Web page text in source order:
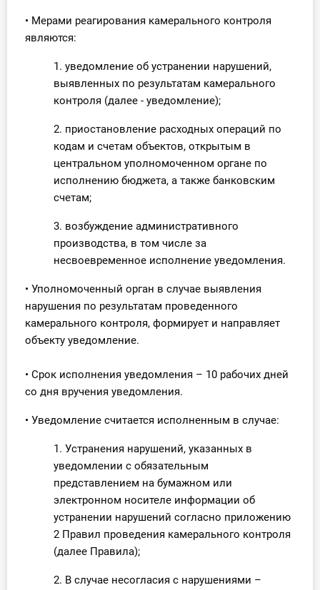
• Мерами реагирования камерального контроля
являются:
1. уведомление об устранении нарушений,
выявленных по результатам камерального
контроля (далее - уведомление);
2. приостановление расходных операций по
кодам и счетам объектов, открытым в
центральном уполномоченном органе по
исполнению бюджета, а также банковским
счетам;
3. возбуждение административного
производства, в том числе за
несвоевременное исполнение уведомления.
• Уполномоченный орган в случае выявления
нарушения по результатам проведенного
камерального контроля, формирует и направляет
объекту уведомление.
• Срок исполнения уведомления – 10 рабочих дней
со дня вручения уведомления.
• Уведомление считается исполненным в случае:
1. Устранения нарушений, указанных в
уведомлении с обязательным
представлением на бумажном или
электронном носителе информации об
устранении нарушений согласно приложению
2 Правил проведения камерального контроля
(далее Правила);
2. В случае несогласия с нарушениями –